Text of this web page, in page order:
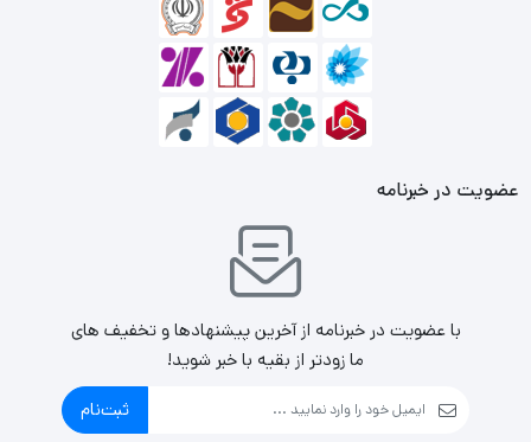
عضویت در خبرنامه
با عضویت در خبرنامه از آخرین پیشنهادها و تخفیف های
ما زودتر از بقیه با خبر شوید!
ثبت‌نام